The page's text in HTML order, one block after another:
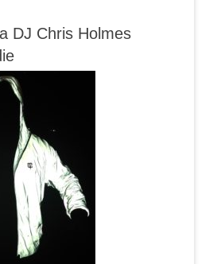
DJ Chris Holmes